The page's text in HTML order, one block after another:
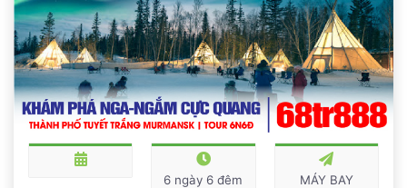
6 ngày 6 đêm MÁY BAY